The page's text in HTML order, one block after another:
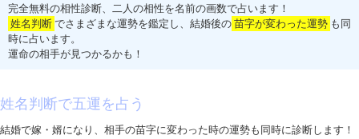
完全無料の相性診断、二人の相性を名前の画数で占います！
姓名判断 でさまざまな運勢を鑑定し、結婚後の 苗字が変わった運勢 も同
時に占います。
運命の相手が見つかるかも！
姓名判断で五運を占う
結婚で嫁・婿になり、相手の苗字に変わった時の運勢も同時に診断します！